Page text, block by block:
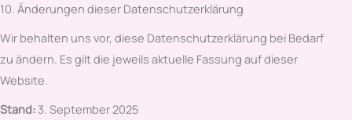
10. Änderungen dieser Datenschutzerklärung
Wir behalten uns vor, diese Datenschutzerklärung bei Bedarf
zu ändern. Es gilt die jeweils aktuelle Fassung auf dieser
Website.
Stand: 3. September 2025